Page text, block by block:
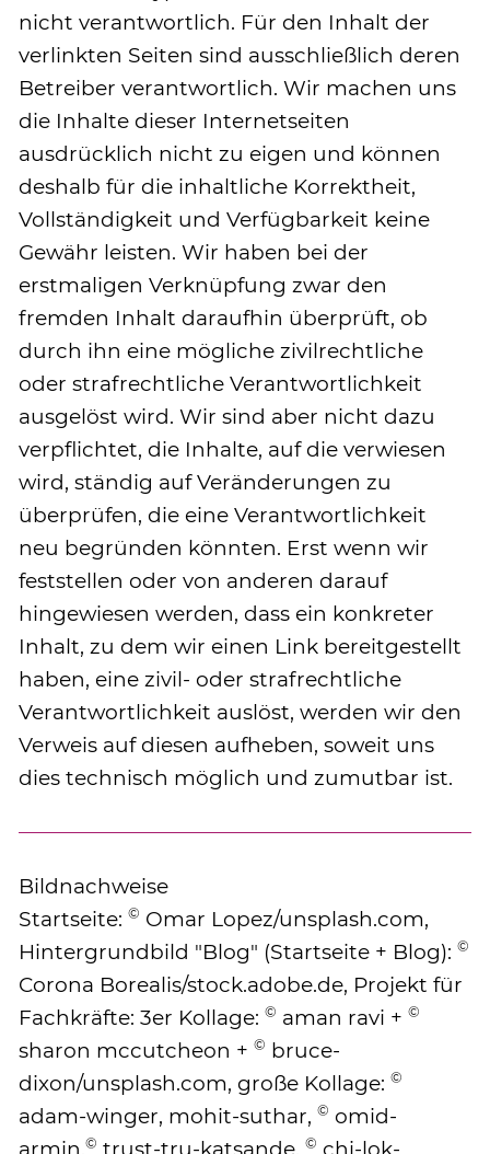
nicht verantwortlich. Für den Inhalt der
verlinkten Seiten sind ausschließlich deren
Betreiber verantwortlich. Wir machen uns
die Inhalte dieser Internetseiten
ausdrücklich nicht zu eigen und können
deshalb für die inhaltliche Korrektheit,
Vollständigkeit und Verfügbarkeit keine
Gewähr leisten. Wir haben bei der
erstmaligen Verknüpfung zwar den
fremden Inhalt daraufhin überprüft, ob
durch ihn eine mögliche zivilrechtliche
oder strafrechtliche Verantwortlichkeit
ausgelöst wird. Wir sind aber nicht dazu
verpflichtet, die Inhalte, auf die verwiesen
wird, ständig auf Veränderungen zu
überprüfen, die eine Verantwortlichkeit
neu begründen könnten. Erst wenn wir
feststellen oder von anderen darauf
hingewiesen werden, dass ein konkreter
Inhalt, zu dem wir einen Link bereitgestellt
haben, eine zivil- oder strafrechtliche
Verantwortlichkeit auslöst, werden wir den
Verweis auf diesen aufheben, soweit uns
dies technisch möglich und zumutbar ist.
Bildnachweise
Startseite: © Omar Lopez/unsplash.com,
Hintergrundbild "Blog" (Startseite + Blog): ©
Corona Borealis/stock.adobe.de, Projekt für
Fachkräfte: 3er Kollage: © aman ravi + ©
sharon mccutcheon + © bruce-
dixon/unsplash.com, große Kollage: ©
adam-winger, mohit-suthar, © omid-
© ©